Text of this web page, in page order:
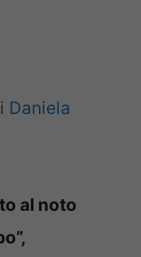
Daniela
al noto